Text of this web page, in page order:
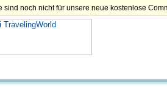
sind noch nicht für unsere neue kostenlose